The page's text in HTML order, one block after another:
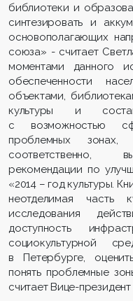
библиотеки и
синтезировать и
основополагающих
союза» - считает
моментами данного
обеспеченности
объектами,
культуры и
с возможностью
проблемных зонах,
соответственно,
рекомендации по
«2014 – год культуры.
неотделимая
исследования
доступность
социокультурной
в Петербурге,
понять проблемные
считает Вице-